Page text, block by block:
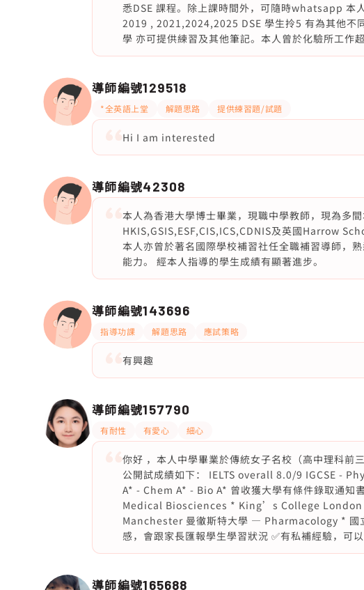
悉DSE 課程。除上課時間外，可隨時whatsapp 本
2019 , 2021,2024,2025 DSE 學生拎5 有為其他不
學 亦可提供練習及其他筆記。本人曾於化驗所工作
導師編號129518
*全英語上堂 解題思路 提供練習題/試題
Hi I am interested
導師編號42308
本人為香港大學博士畢業，現職中學教師，現為多
HKIS,GSIS,ESF,CIS,ICS,CDNIS及英國Harrow
本人亦曾於著名國際學校補習社任全職補習導師，
能力。 經本人指導的學生成績有顯著進步。
導師編號143696
指導功課 解題思路 應試策略
有興趣
導師編號157790
有耐性 有愛心 細心
你好 ，本人中學畢業於傳統女子名校（高中理科前
公開試成績如下： IELTS overall 8.0/9 IGCSE -
A* - Chem A* - Bio A* 曾收獲大學有條件錄取通
Medical Biosciences * King’s College
Manchester 曼徹斯特大學 — Pharmacology * 國
感，會跟家長匯報學生學習狀況 ✅有私補經驗，
導師編號165688